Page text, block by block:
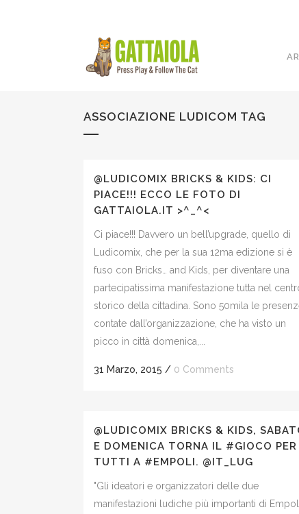
ASSOCIAZIONE LUDICOM TAG
@LUDICOMIX BRICKS & KIDS: CI
PIACE!!! ECCO LE FOTO DI
GATTAIOLA.IT >^_^<
Ci piace!!! Davvero un bell’upgrade, quello di
Ludicomix, che per la sua 12ma edizione si è
fuso con Bricks… and Kids, per diventare una
partecipatissima manifestazione tutta nel
storico della cittadina. Sono 50mila le
contate dall’organizzazione, che ha visto un
picco in città domenica,...
31 Marzo, 2015 / 0 Comments
@LUDICOMIX BRICKS & KIDS,
E DOMENICA TORNA IL #GIOCO PER
TUTTI A #EMPOLI. @IT_LUG
"Gli ideatori e organizzatori delle due
manifestazioni ludiche più importanti di